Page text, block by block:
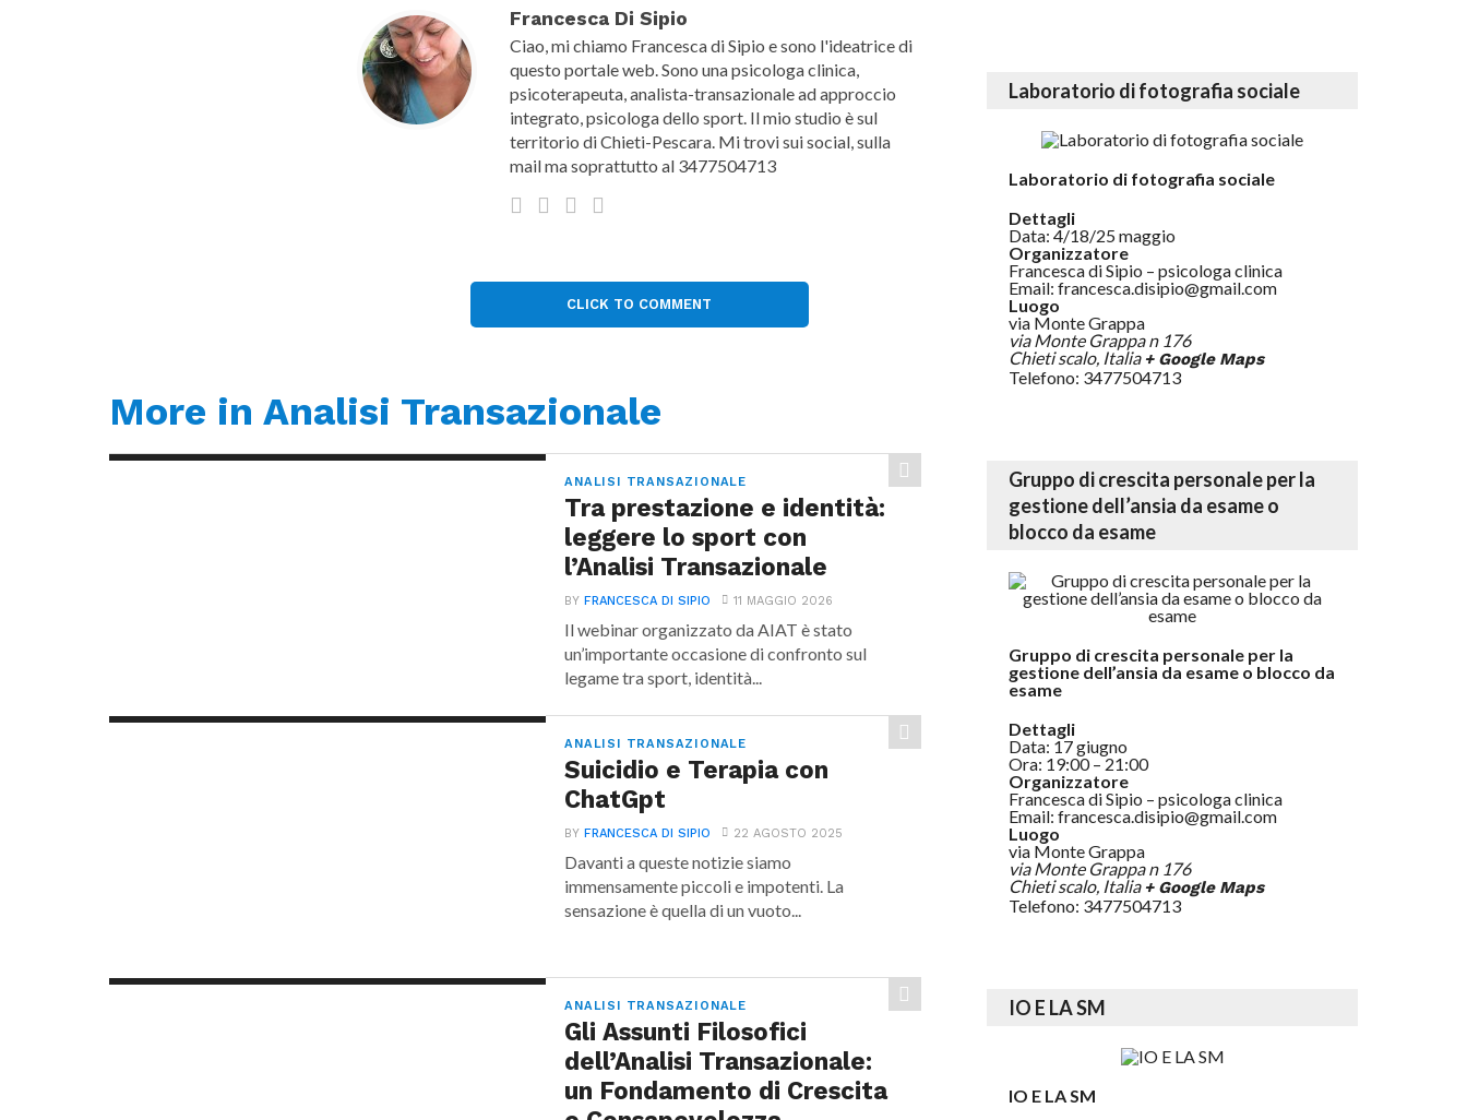
Francesca Di Sipio
Ciao, mi chiamo Francesca di Sipio e sono l'ideatrice di
questo portale web. Sono una psicologa clinica,
psicoterapeuta, analista-transazionale ad approccio
integrato, psicologa dello sport. Il mio studio è sul
territorio di Chieti-Pescara. Mi trovi sui social, sulla
mail ma soprattutto al 3477504713
CLICK TO COMMENT
More in Analisi Transazionale
ANALISI TRANSAZIONALE
Tra prestazione e identità:
leggere lo sport con
l’Analisi Transazionale
BYFRANCESCA DI SIPIO 11 MAGGIO 2026
Il webinar organizzato da AIAT è stato
un’importante occasione di confronto sul
legame tra sport, identità...
ANALISI TRANSAZIONALE
Suicidio e Terapia con
ChatGpt
BYFRANCESCA DI SIPIO 22 AGOSTO 2025
Davanti a queste notizie siamo
immensamente piccoli e impotenti. La
sensazione è quella di un vuoto...
ANALISI TRANSAZIONALE
Gli Assunti Filosofici
dell’Analisi Transazionale:
un Fondamento di Crescita
Laboratorio di fotografia sociale
Laboratorio di fotografia sociale
Dettagli
Data: 4/18/25 maggio
Organizzatore
Francesca di Sipio – psicologa clinica
Email: francesca.disipio@gmail.com
Luogo
via Monte Grappa
via Monte Grappa n 176
Chieti scalo, Italia + Google Maps
Telefono: 3477504713
Gruppo di crescita personale per la
gestione dell’ansia da esame o
blocco da esame
Gruppo di crescita personale per la
gestione dell’ansia da esame o blocco da
esame
Dettagli
Data: 17 giugno
Ora: 19:00 – 21:00
Organizzatore
Francesca di Sipio – psicologa clinica
Email: francesca.disipio@gmail.com
Luogo
via Monte Grappa
via Monte Grappa n 176
Chieti scalo, Italia + Google Maps
Telefono: 3477504713
IO E LA SM
IO E LA SM